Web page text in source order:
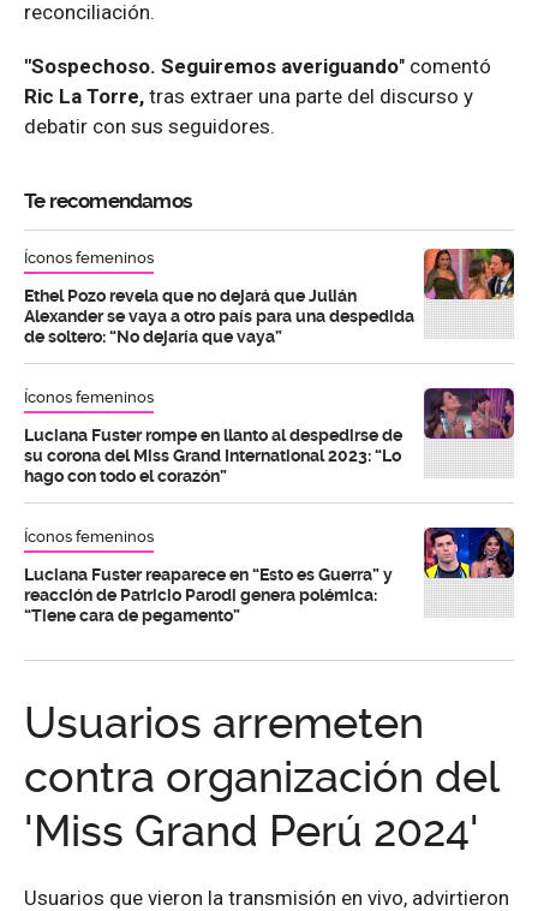
reconciliación.
"Sospechoso. Seguiremos averiguando" comentó
Ric La Torre, tras extraer una parte del discurso y
debatir con sus seguidores.
Te recomendamos
Íconos femeninos
Ethel Pozo revela que no dejará que Julián
Alexander se vaya a otro país para una despedida
de soltero: “No dejaría que vaya”
Íconos femeninos
Luciana Fuster rompe en llanto al despedirse de
su corona del Miss Grand International 2023: “Lo
hago con todo el corazón”
Íconos femeninos
Luciana Fuster reaparece en “Esto es Guerra” y
reacción de Patricio Parodi genera polémica:
“Tiene cara de pegamento”
Usuarios arremeten
contra organización del
'Miss Grand Perú 2024'
Usuarios que vieron la transmisión en vivo, advirtieron